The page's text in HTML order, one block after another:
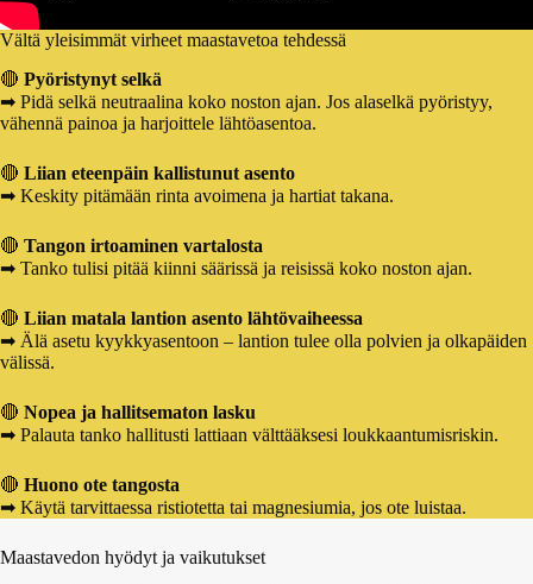
Vältä yleisimmät virheet maastavetoa tehdessä
🔴 Pyöristynyt selkä
➡ Pidä selkä neutraalina koko noston ajan. Jos alaselkä pyöristyy,
vähennä painoa ja harjoittele lähtöasentoa.
🔴 Liian eteenpäin kallistunut asento
➡ Keskity pitämään rinta avoimena ja hartiat takana.
🔴 Tangon irtoaminen vartalosta
➡ Tanko tulisi pitää kiinni säärissä ja reisissä koko noston ajan.
🔴 Liian matala lantion asento lähtövaiheessa
➡ Älä asetu kyykkyasentoon – lantion tulee olla polvien ja olkapäiden
välissä.
🔴 Nopea ja hallitsematon lasku
➡ Palauta tanko hallitusti lattiaan välttääksesi loukkaantumisriskin.
🔴 Huono ote tangosta
➡ Käytä tarvittaessa ristiotetta tai magnesiumia, jos ote luistaa.
Maastavedon hyödyt ja vaikutukset